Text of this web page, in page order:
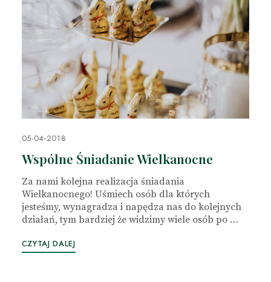
05-04-2018
Wspólne Śniadanie Wielkanocne
Za nami kolejna realizacja śniadania
Wielkanocnego! Uśmiech osób dla których
jesteśmy, wynagradza i napędza nas do kolejnych
działań, tym bardziej że widzimy wiele osób po …
CZYTAJ DALEJ